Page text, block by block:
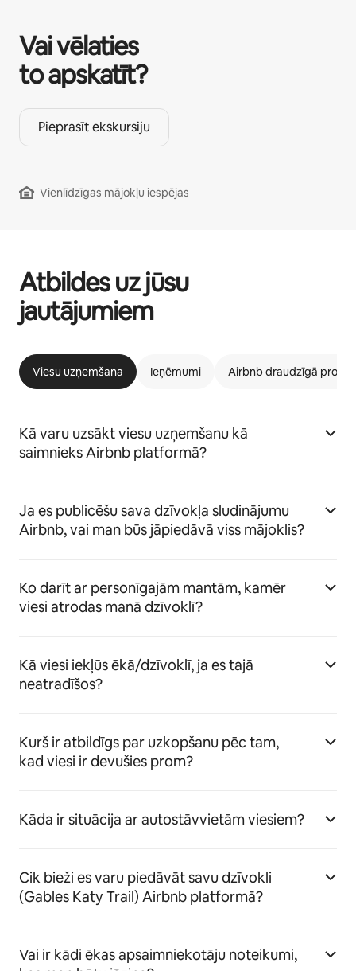
Vai vēlaties
to apskatīt?
Pieprasīt ekskursiju
Vienlīdzīgas mājokļu iespējas
Atbildes uz jūsu
jautājumiem
Viesu uzņemšana Ieņēmumi Airbnb draudzīgā
Kā varu uzsākt viesu uzņemšanu kā
saimnieks Airbnb platformā?
Ja es publicēšu sava dzīvokļa sludinājumu
Airbnb, vai man būs jāpiedāvā viss mājoklis?
Ko darīt ar personīgajām mantām, kamēr
viesi atrodas manā dzīvoklī?
Kā viesi iekļūs ēkā/dzīvoklī, ja es tajā
neatradīšos?
Kurš ir atbildīgs par uzkopšanu pēc tam,
kad viesi ir devušies prom?
Kāda ir situācija ar autostāvvietām viesiem?
Cik bieži es varu piedāvāt savu dzīvokli
(Gables Katy Trail) Airbnb platformā?
Vai ir kādi ēkas apsaimniekotāju noteikumi,